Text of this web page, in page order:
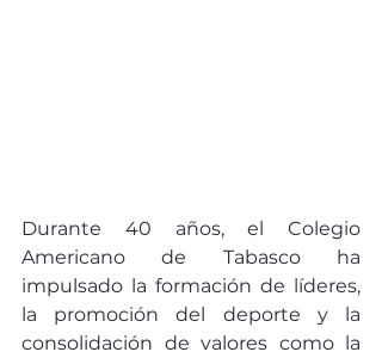
Durante 40 años, el Colegio
Americano de Tabasco ha
impulsado la formación de líderes,
la promoción del deporte y la
consolidación de valores como la